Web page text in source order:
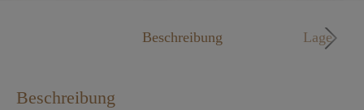
Beschreibung Lage
Beschreibung